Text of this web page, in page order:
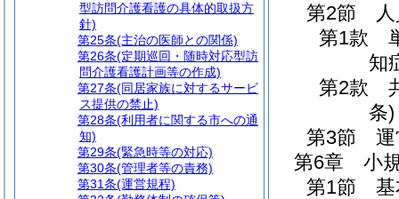
第2節
第1款
知
第2款
条)
第3節
第6章
小
第1節
型訪問介護看護の具体的取扱方
針)
第25条(主治の医師との関係)
第26条(定期巡回・随時対応型訪
問介護看護計画等の作成)
第27条(同居家族に対するサービ
ス提供の禁止)
第28条(利用者に関する市への通
知)
第29条(緊急時等の対応)
第30条(管理者等の責務)
第31条(運営規程)